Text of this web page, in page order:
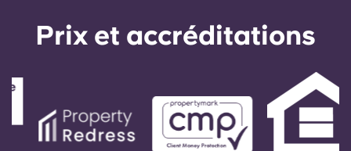
Prix ​​et accréditations